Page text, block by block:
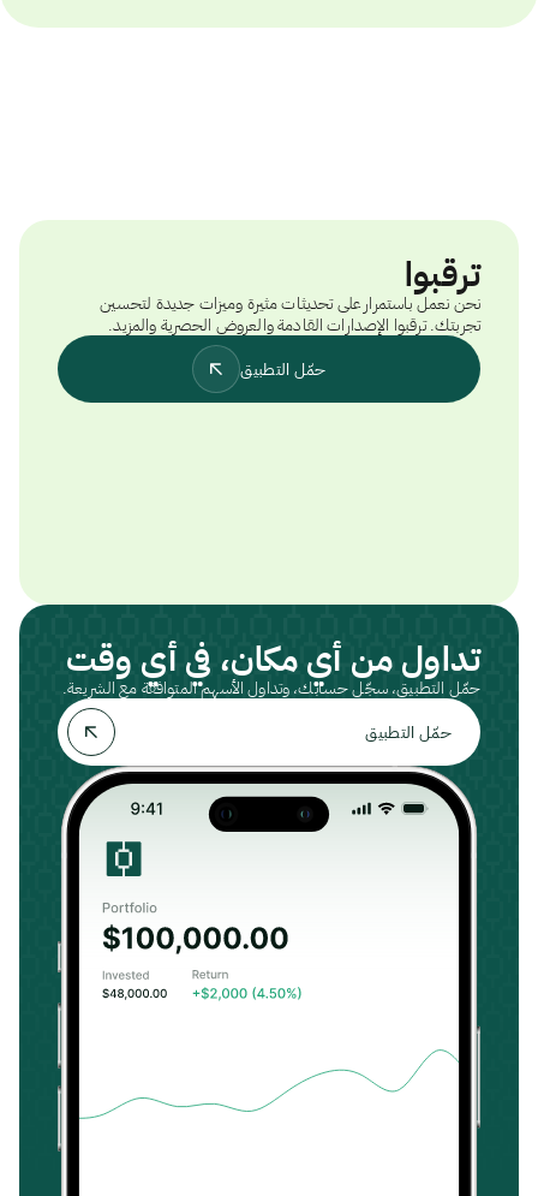
ترقبوا
نحن نعمل باستمرار على تحديثات مثيرة وميزات جديدة لتحسين
تجربتك. ترقبوا الإصدارات القادمة والعروض الحصرية والمزيد.
حمّل التطبيق
تداول من أي مكان، في أي وقت
حمّل التطبيق، سجّل حسابك، وتداول الأسهم المتوافقة مع الشريعة.
حمّل التطبيق